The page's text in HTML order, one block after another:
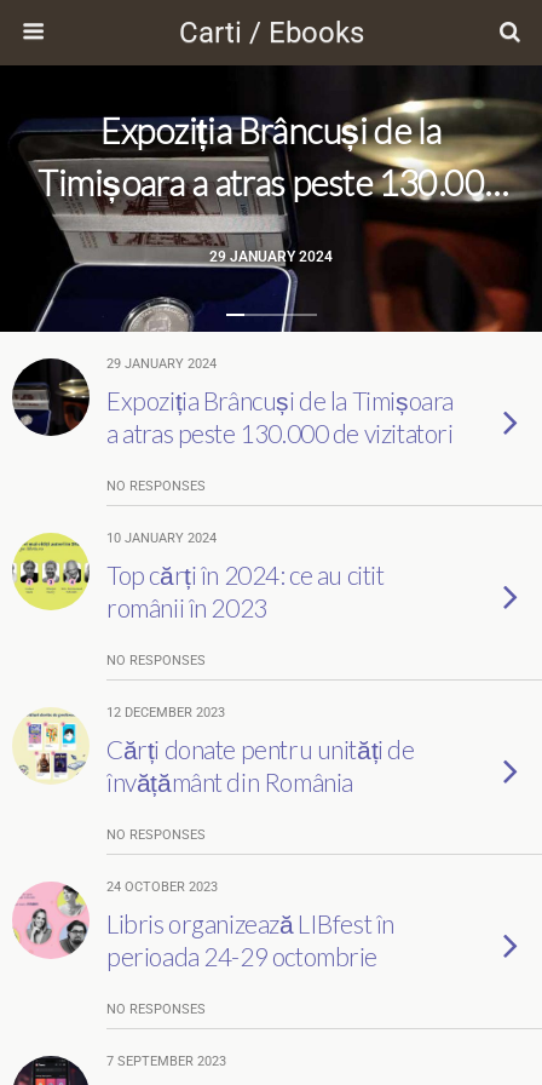
Carti / Ebooks
29 JANUARY 2024
Expoziția Brâncuși de la
Timișoara a atras peste 130.000
de vizitatori
29 JANUARY 2024
Expoziția Brâncuși de la Timișoara
a atras peste 130.000 de vizitatori
NO RESPONSES
10 JANUARY 2024
Top cărți în 2024: ce au citit
românii în 2023
NO RESPONSES
12 DECEMBER 2023
Cărți donate pentru unități de
învățământ din România
NO RESPONSES
24 OCTOBER 2023
Libris organizează LIBfest în
perioada 24-29 octombrie
NO RESPONSES
7 SEPTEMBER 2023